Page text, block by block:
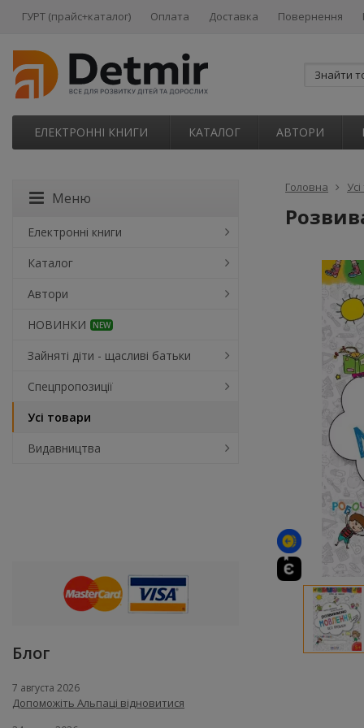
ГУРТ (прайс+каталог) Оплата Доставка Повернення
ЕЛЕКТРОННІ КНИГИ КАТАЛОГ АВТОРИ
Головна
Меню
Електронні книги
Каталог
Автори
НОВИНКИ
NEW
Зайняті діти - щасливі батьки
Спецпропозиції
Усі товари
Видавництва
Блог
7 августа 2026
Допоможіть Альпаці відновитися